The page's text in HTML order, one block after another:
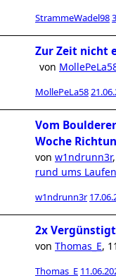
StrammeWadel98
Zur Zeit nicht
von
MollePeLa58
Vom
Woche
von w1ndrunn3r,
rund ums Laufen
w1ndrunn3r
2x
von Thomas_E,
Thomas_E